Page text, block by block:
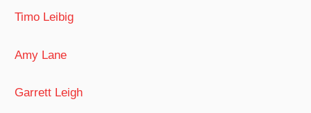
Timo Leibig
Amy Lane
Garrett Leigh